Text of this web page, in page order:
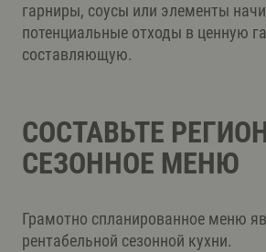
гарниры, соусы или элементы
потенциальные отходы в ценную
составляющую.
СОСТАВЬТЕ
СЕЗОННОЕ МЕНЮ
Грамотно спланированное меню
рентабельной сезонной кухни.